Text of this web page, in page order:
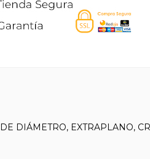
DIÁMETRO, EXTRAPLANO,